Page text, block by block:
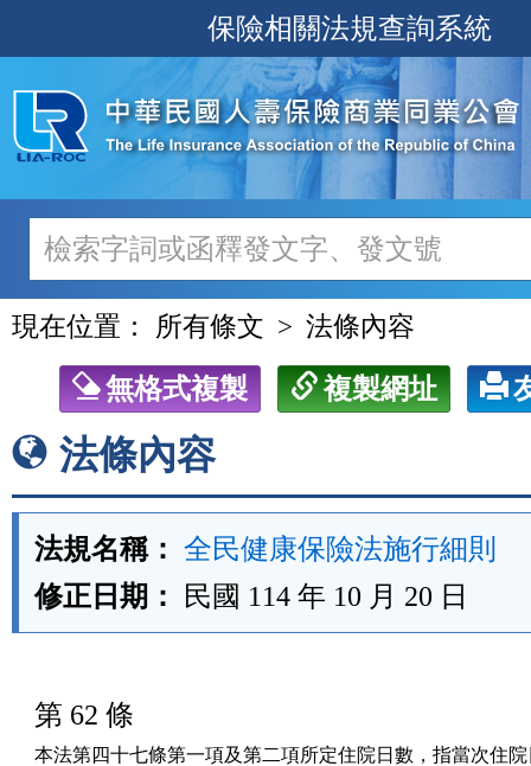
至
主
內
容
保險相關法規查詢系統
現在位置： 所有條文 法條內容
無格式複製 複製網址
法條內容
法規名稱： 全民健康保險法施行細則
修正日期：
民國 114 年 10 月 20 日
第 62 條
本法第四十七條第一項及第二項所定住院日數，指當次住